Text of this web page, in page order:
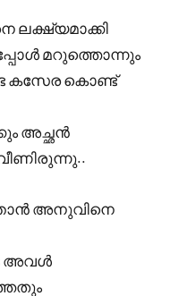
ലക്ഷ്യമാക്കി
മറുത്തൊന്നും
കസേര കൊണ്ട്
അച്ഛൻ
ഞാൻ അനുവിനെ
അവൾ